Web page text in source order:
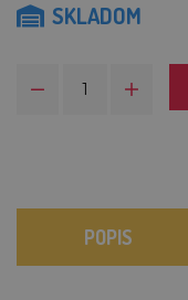
SKLADOM
POPIS